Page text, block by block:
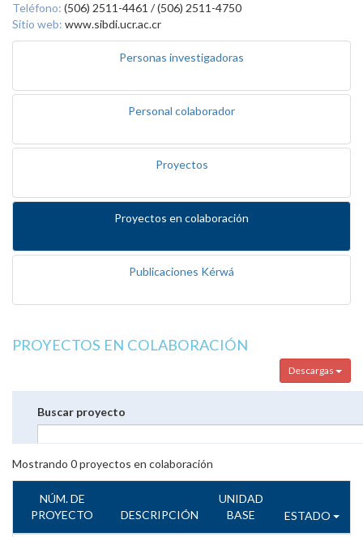
Teléfono: (506) 2511-4461 / (506) 2511-4750
Sitio web: www.sibdi.ucr.ac.cr
Personas investigadoras
Personal colaborador
Proyectos
Proyectos en colaboración
Publicaciones Kérwá
PROYECTOS EN COLABORACIÓN
Descargas
Buscar proyecto
Mostrando 0proyectos en colaboración
NÚM. DE
PROYECTO
DESCRIPCIÓN
UNIDAD
BASE
ESTADO